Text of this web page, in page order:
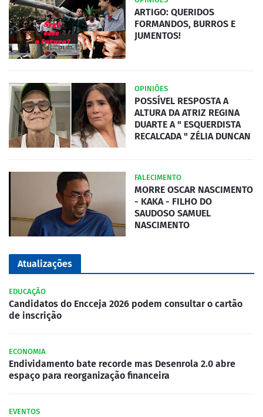
ARTIGO: QUERIDOS
FORMANDOS, BURROS E
JUMENTOS!
OPINIÕES
POSSÍVEL RESPOSTA A
ALTURA DA ATRIZ REGINA
DUARTE A " ESQUERDISTA
RECALCADA " ZÉLIA DUNCAN
FALECIMENTO
MORRE OSCAR NASCIMENTO
- KAKA - FILHO DO
SAUDOSO SAMUEL
NASCIMENTO
Atualizações
EDUCAÇÃO
Candidatos do Encceja 2026 podem consultar o cartão
de inscrição
ECONOMIA
Endividamento bate recorde mas Desenrola 2.0 abre
espaço para reorganização financeira
EVENTOS